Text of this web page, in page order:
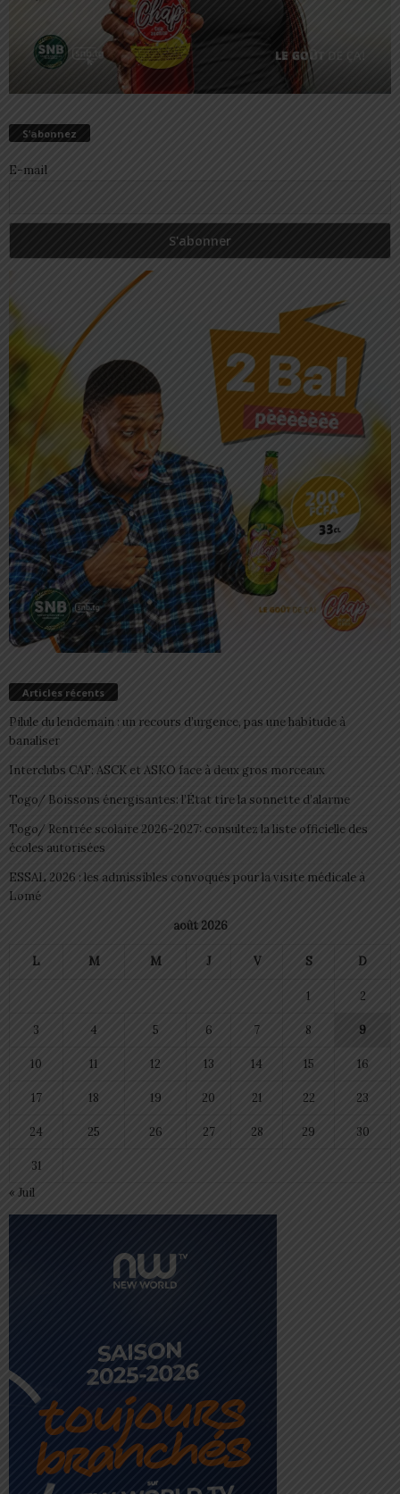
S’abonnez
E-mail
Articles récents
Pilule du lendemain : un recours d’urgence, pas une habitude à
banaliser
Interclubs CAF: ASCK et ASKO face à deux gros morceaux
Togo/ Boissons énergisantes: l’État tire la sonnette d’alarme
Togo/ Rentrée scolaire 2026-2027: consultez la liste officielle des
écoles autorisées
ESSAL 2026 : les admissibles convoqués pour la visite médicale à
Lomé
août 2026
L M M J V S D
1 2
3 4 5 6 7 8 9
10 11 12 13 14 15 16
17 18 19 20 21 22 23
24 25 26 27 28 29 30
31
« Juil